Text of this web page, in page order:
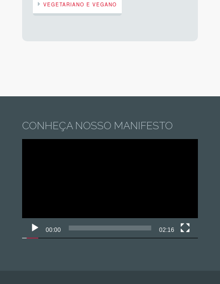
VEGETARIANO E VEGANO
CONHEÇA NOSSO MANIFESTO
00:00 02:16